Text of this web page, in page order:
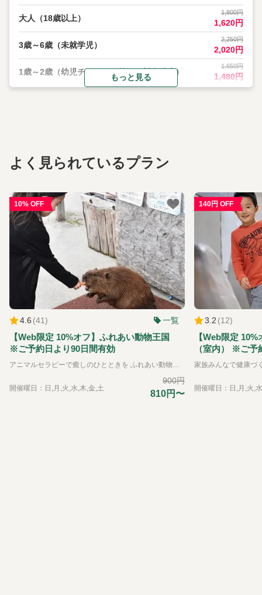
大人（18歳以上）
1,800円
1,620円
3歳～6歳（未就学児）
2,250円
2,020円
1歳～2歳（幼児チャレンジ館のみ料金発生）
1,650円
1,480円
もっと見る
よく見られているプラン
10% OFF
4.6 (41) 一覧
【Web限定 10%オフ】ふれあい動物王国
※ご予約日より90日間有効
アニマルセラピーで癒しのひとときを ふれあい動物王国では、できるだけたくさんの動物たちと直接ふれあうことをが出来る動物園です。可愛らしい動物たちは、その存在を通して私たちに大きな「癒し」と「学び」を与えてくれます。 普段はふれあうことのできない珍しい動物たちも含めて、園内には約35種類の動物たちと、エサやりなどの体験を通してふれあえるのが特徴です。 ※お子様のみのご入場はできません。必ず大人の方の同伴、付き添いが必要です。
開催曜日：日,月,火,水,木,金,土
900円
810円〜
140円 OFF
3.2 (12)
【Web限定
（室内） ※ご予
開催曜日：日,月,火,
ラ
デ
ィ
し
内
容
は
園
時
間
料
に